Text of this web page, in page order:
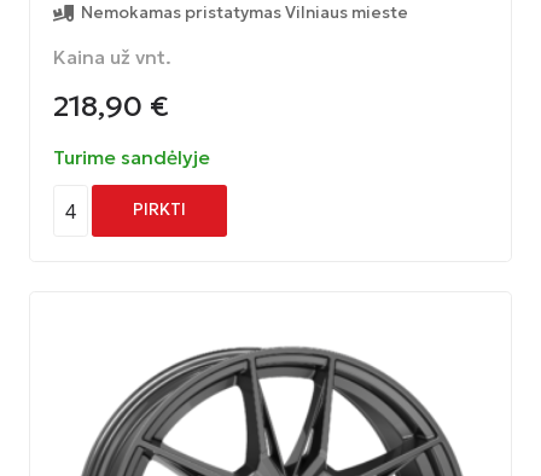
Nemokamas pristatymas Vilniaus mieste
Kaina už vnt.
218,90 €
Turime sandėlyje
4 PIRKTI